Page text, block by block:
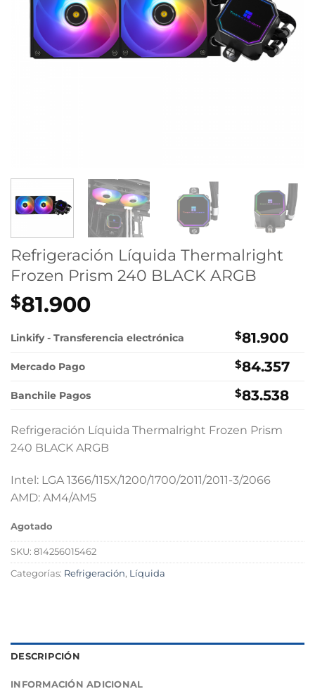
Refrigeración Líquida Thermalright
Frozen Prism 240 BLACK ARGB
$81.900
Linkify - Transferencia electrónica $81.900
Mercado Pago $84.357
Banchile Pagos $83.538
Refrigeración Líquida Thermalright Frozen Prism
240 BLACK ARGB
Intel: LGA 1366/115X/1200/1700/2011/2011-3/2066
AMD: AM4/AM5
Agotado
SKU: 814256015462
Categorías: Refrigeración, Líquida
DESCRIPCIÓN
INFORMACIÓN ADICIONAL